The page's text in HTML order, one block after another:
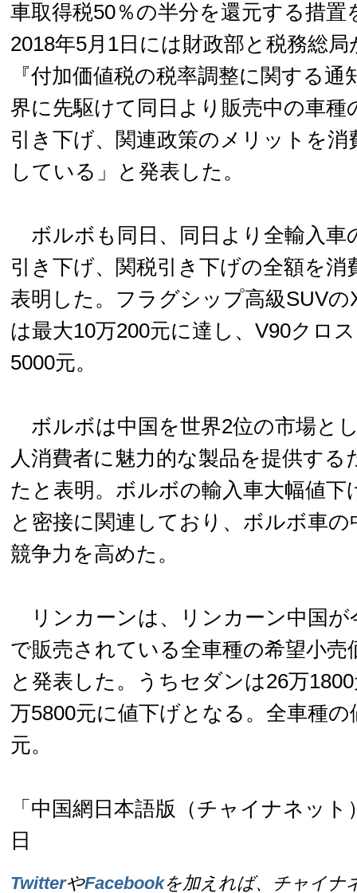
車取得税50％の半分を還元する措置
2018年5月1日には財政部と税務総
『付加価値税の税率調整に関する
界に先駆けて同日より販売中の車種
引き下げ、関連政策のメリットを消
している」と発表した。
ボルボも同日、同日より全輸入車
引き下げ、関税引き下げの全額を消
表明した。フラグシップ高級SUVの
は最大10万200元に達し、V90クロ
5000元。
ボルボは中国を世界2位の市場と
人消費者に魅力的な製品を提供する
たと表明。ボルボの輸入車大幅値下
と密接に関連しており、ボルボ車
競争力を高めた。
リンカーンは、リンカーン中国が
で販売されている全車種の希望小売
と発表した。うちセダンは26万
万5800元に値下げとなる。全車種
元。
「中国網日本語版（チャイナネット
日
TwitterやFacebookを加えれば、チャイナ